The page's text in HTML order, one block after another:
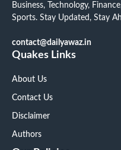
Business, Technology,
Sports. Stay Updated, Stay
contact@dailyawaz.in
Quakes Links
About Us
Contact Us
Disclaimer
Authors